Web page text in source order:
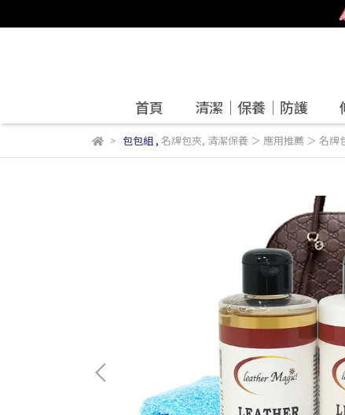
首頁 清潔｜保養｜防護
包包組, 名牌包夾, 清潔保養 ＞ 應用推薦 ＞ 名牌